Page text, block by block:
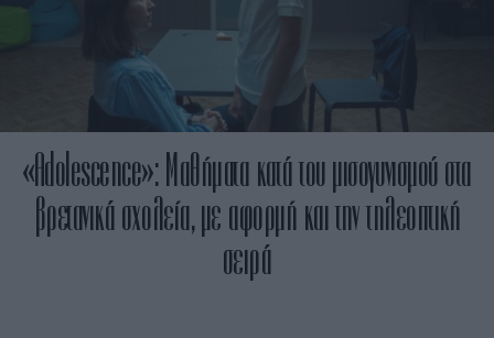
«Adolescence»: Μαθήματα κατά του μισογυνισμού στα
βρετανικά σχολεία, με αφορμή και την τηλεοπτική
σειρά